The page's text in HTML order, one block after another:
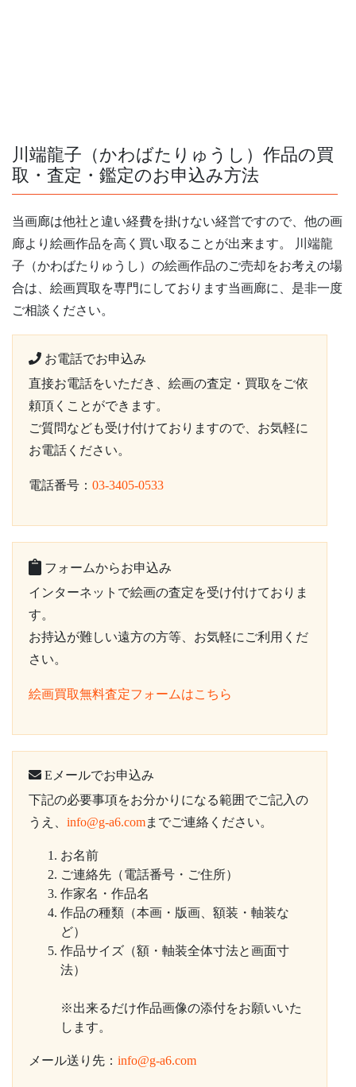
川端龍子（かわばたりゅうし）作品の買
取・査定・鑑定のお申込み方法
当画廊は他社と違い経費を掛けない経営ですので、他の画
廊より絵画作品を高く買い取ることが出来ます。 川端龍
子（かわばたりゅうし）の絵画作品のご売却をお考えの場
合は、絵画買取を専門にしております当画廊に、是非一度
ご相談ください。
お電話でお申込み
直接お電話をいただき、絵画の査定・買取をご依
頼頂くことができます。
ご質問なども受け付けておりますので、お気軽に
お電話ください。
電話番号： 03-3405-0533
フォームからお申込み
インターネットで絵画の査定を受け付けておりま
す。
お持込が難しい遠方の方等、お気軽にご利用くだ
さい。
絵画買取無料査定フォームはこちら
Eメールでお申込み
下記の必要事項をお分かりになる範囲でご記入の
うえ、 info@g-a6.comまでご連絡ください。
お名前
ご連絡先（電話番号・ご住所）
作家名・作品名
作品の種類（本画・版画、額装・軸装な
ど）
作品サイズ（額・軸装全体寸法と画面寸
法）
※出来るだけ作品画像の添付をお願いいた
します。
メール送り先： info@g-a6.com